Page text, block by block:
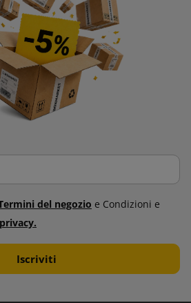
del negozio e Condizioni e